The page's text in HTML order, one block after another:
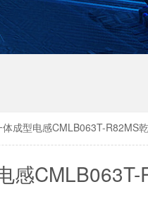
体成型电感CMLB063T-
感